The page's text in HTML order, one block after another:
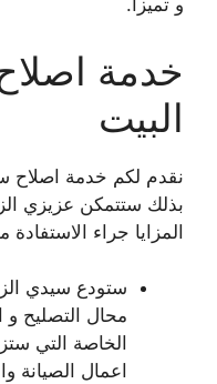
و تميزا.
خدمة
البيت
نقدم لكم خدمة اصلاح
بذلك ستتمكن عزيزي
المزايا جراء
ستودع سيدي
محال التصليح
الخاصة التي
اعمال الصيانة